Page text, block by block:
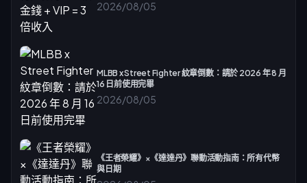
2026/08/05
MLBB x Street Fighter 紋章倒數：請於 2026 年 8 月
16 日前使用完畢
2026/08/05
《王者榮耀》×《達達丹》聯動活動指南：所有代幣
與日期